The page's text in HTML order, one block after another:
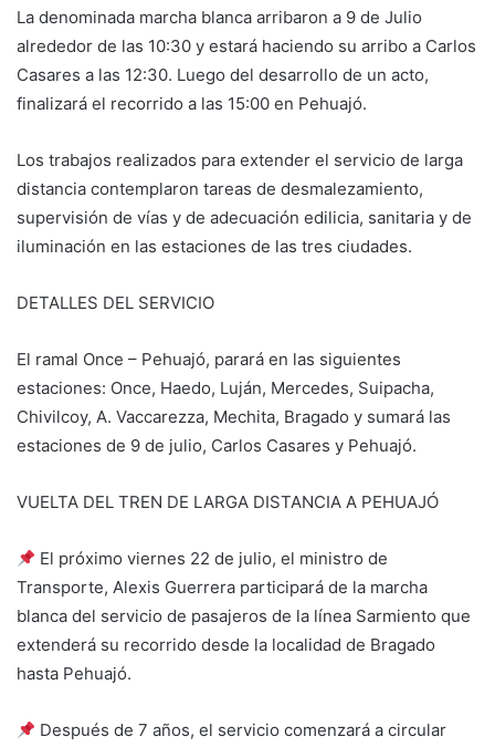
La denominada marcha blanca arribaron a 9 de Julio
alrededor de las 10:30 y estará haciendo su arribo a Carlos
Casares a las 12:30. Luego del desarrollo de un acto,
finalizará el recorrido a las 15:00 en Pehuajó.
Los trabajos realizados para extender el servicio de larga
distancia contemplaron tareas de desmalezamiento,
supervisión de vías y de adecuación edilicia, sanitaria y de
iluminación en las estaciones de las tres ciudades.
DETALLES DEL SERVICIO
El ramal Once – Pehuajó, parará en las siguientes
estaciones: Once, Haedo, Luján, Mercedes, Suipacha,
Chivilcoy, A. Vaccarezza, Mechita, Bragado y sumará las
estaciones de 9 de julio, Carlos Casares y Pehuajó.
VUELTA DEL TREN DE LARGA DISTANCIA A PEHUAJÓ
El próximo viernes 22 de julio, el ministro de
Transporte, Alexis Guerrera participará de la marcha
blanca del servicio de pasajeros de la línea Sarmiento que
extenderá su recorrido desde la localidad de Bragado
hasta Pehuajó.
Después de 7 años, el servicio comenzará a circular